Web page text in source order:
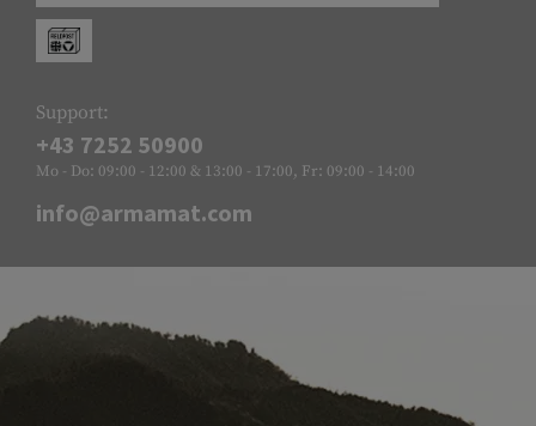
Support:
+43 7252 50900
Mo - Do: 09:00 - 12:00 & 13:00 - 17:00, Fr: 09:00 - 14:00
info@armamat.com